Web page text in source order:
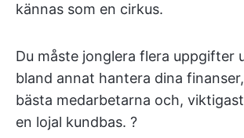
kännas som en cirkus.
Du måste jonglera flera uppgifter
bland annat hantera dina
bästa medarbetarna och,
en lojal kundbas. ?